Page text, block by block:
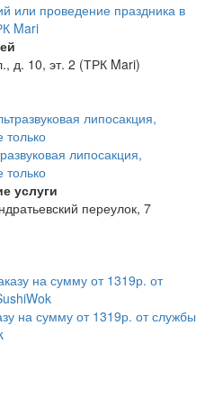
или проведение праздника в
Mari
д. 10, эт. 2 (ТРК Mari)
липосакция,
только
услуги
переулок, 7
на сумму от 1319р. от службы